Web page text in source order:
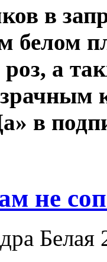
в
белом
а
в
не
Белая